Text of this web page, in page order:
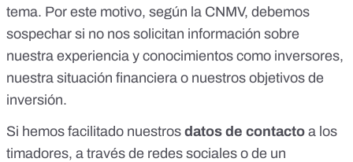
tema. Por este motivo, según la CNMV, debemos
sospechar si no nos solicitan información sobre
nuestra experiencia y conocimientos como inversores,
nuestra situación financiera o nuestros objetivos de
inversión.
Si hemos facilitado nuestros datos de contacto a los
timadores, a través de redes sociales o de un